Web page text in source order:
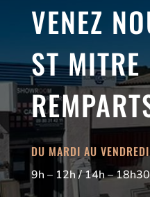
VENEZ
ST MITRE
DU MARDI AU VENDREDI
9h – 12h / 14h – 18h30